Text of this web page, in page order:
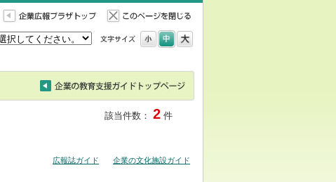
該当件数： 2 件
広報誌ガイド 企業の文化施設ガイド